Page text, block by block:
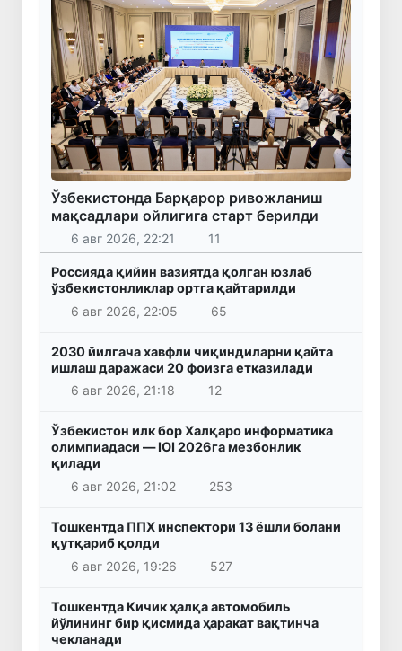
Ўзбекистонда Барқарор ривожланиш
мақсадлари ойлигига старт берилди
6 авг 2026, 22:21 11
Россияда қийин вазиятда қолган юзлаб
ўзбекистонликлар ортга қайтарилди
6 авг 2026, 22:05
65
2030 йилгача хавфли чиқиндиларни қайта
ишлаш даражаси 20 фоизга етказилади
6 авг 2026, 21:18
12
Ўзбекистон илк бор Халқаро информатика
олимпиадаси — IOI 2026га мезбонлик
қилади
6 авг 2026, 21:02
253
Тошкентда ППХ инспектори 13 ёшли болани
қутқариб қолди
6 авг 2026, 19:26
527
Тошкентда Кичик ҳалқа автомобиль
йўлининг бир қисмида ҳаракат вақтинча
чекланади